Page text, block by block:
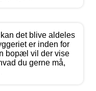
det blive aldeles
er inden for
bopæl vil der vise
du gerne må,